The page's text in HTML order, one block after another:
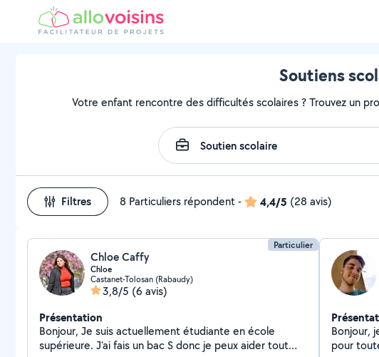
Soutiens
Votre enfant rencontre des difficultés scolaires ? Trouvez un
Filtres 8 Particuliers répondent- 4,4/5 (28 avis)
Particulier
Chloe Caffy
Chloe
Castanet-Tolosan (Rabaudy)
3,8/5 (6 avis)
Présentation
Bonjour, Je suis actuellement étudiante en école
supérieure. J'ai fais un bac S donc je peux aider tout
Bonjour,
pour